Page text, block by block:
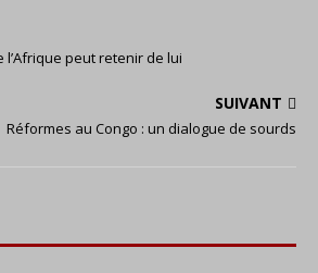
l’Afrique peut retenir de lui
SUIVANT
Réformes au Congo : un dialogue de sourds